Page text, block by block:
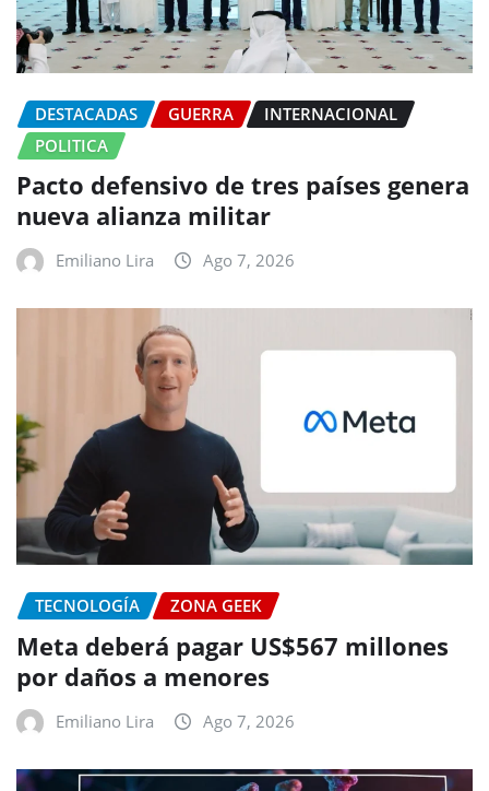
DESTACADAS GUERRA
INTERNACIONAL
POLITICA
Pacto defensivo de tres países genera
nueva alianza militar
Emiliano Lira Ago 7, 2026
TECNOLOGÍA ZONA GEEK
Meta deberá pagar US$567 millones
por daños a menores
Emiliano Lira Ago 7, 2026